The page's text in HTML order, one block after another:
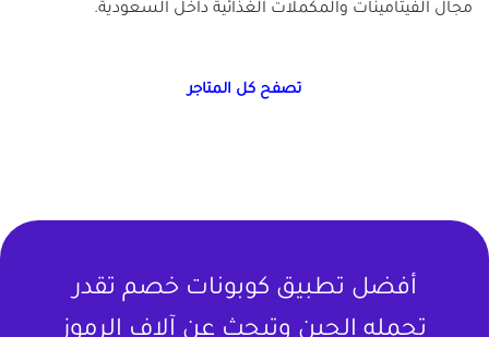
مجال الفيتامينات والمكملات الغذائية داخل السعودية.
تصفح كل المتاجر
أفضل تطبيق كوبونات خصم تقدر
تحمله الحين وتبحث عن آلاف الرموز